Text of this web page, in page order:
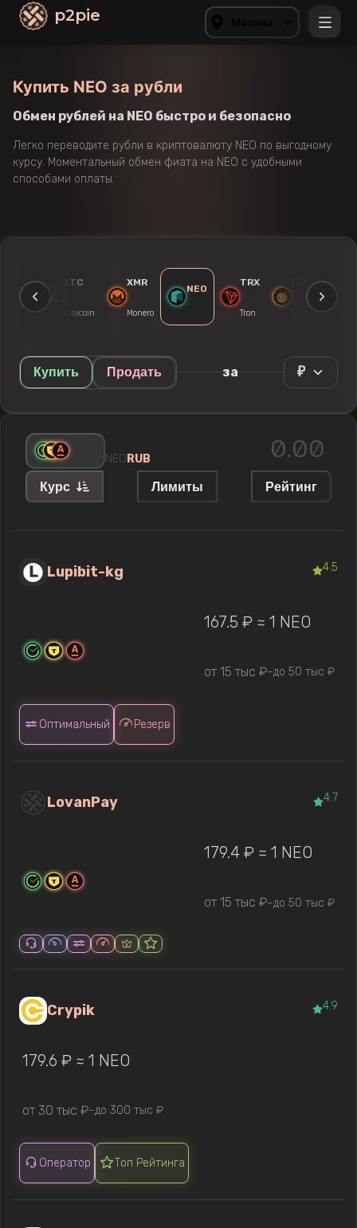
p2pie
Купить NEO за рубли
Обмен рублей на NEO быстро и безопасно
Легко переводите рубли в криптовалюту NEO по выгодному
курсу. Моментальный обмен фиата на NEO с удобными
способами оплаты.
LTC
Litecoin
XMR
Monero
NEO
TRX
Tron
DOGE
Купить Продать за ₽
NEO RUB
Курс Лимиты Рейтинг
Lupibit-kg 4.5
167.5 ₽ ≈ 1 NEO
от 15 тыс ₽—до 50 тыс ₽
Оптимальный Резерв
LovanPay 4.7
179.4 ₽ ≈ 1 NEO
от 15 тыс ₽—до 50 тыс ₽
Crypik 4.9
179.6 ₽ ≈ 1 NEO
от 30 тыс ₽—до 300 тыс ₽
Оператор Топ Рейтинга